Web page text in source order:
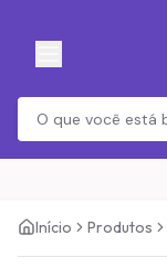
Início Produtos